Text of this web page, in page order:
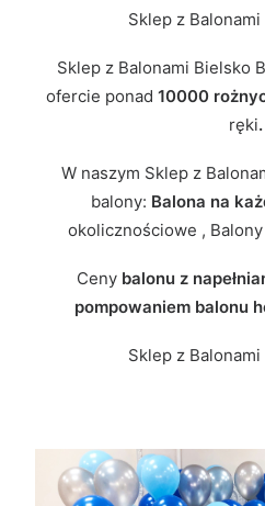
Sklep z Balonami
Sklep z Balonami Bielsko
ofercie ponad 10000
ręki.
W naszym Sklep z
balony: Balona na
okolicznościowe ,
Ceny balonu z
pompowaniem balonu
Sklep z Balonami